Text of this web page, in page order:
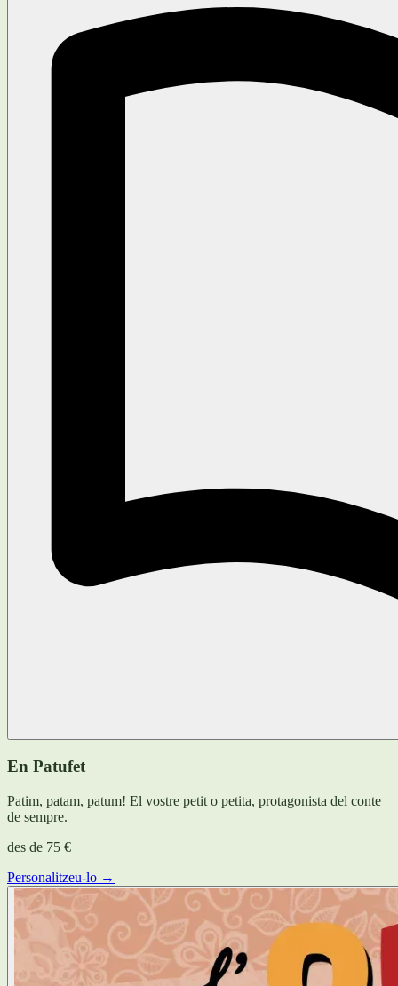
En Patufet
Patim, patam, patum! El vostre petit o petita, protagonista del conte
de sempre.
des de 75 €
Personalitzeu-lo →